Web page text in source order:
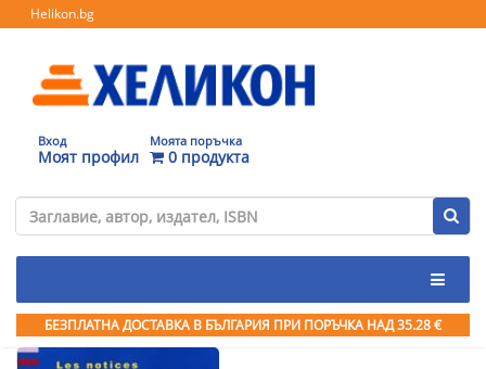
Helikon.bg
Вход
Моят профил
Моята поръчка
0 продукта
БЕЗПЛАТНА ДОСТАВКА В БЪЛГАРИЯ ПРИ ПОРЪЧКА НАД 35.28 €